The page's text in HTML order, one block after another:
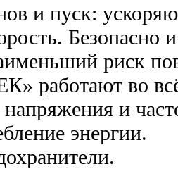
и пуск:
Безопасно
риск
работают во
напряжения и
энергии.